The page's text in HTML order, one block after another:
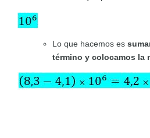
Lo que hacemos es
término y colocamos la